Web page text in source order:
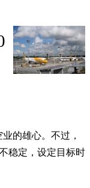
的雄心。不过，
稳定，设定目标时